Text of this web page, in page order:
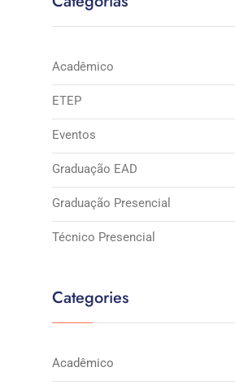
Acadêmico
ETEP
Eventos
Graduação EAD
Graduação Presencial
Técnico Presencial
Categories
Acadêmico